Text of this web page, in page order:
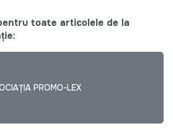
toate articolele de la
PROMO-LEX